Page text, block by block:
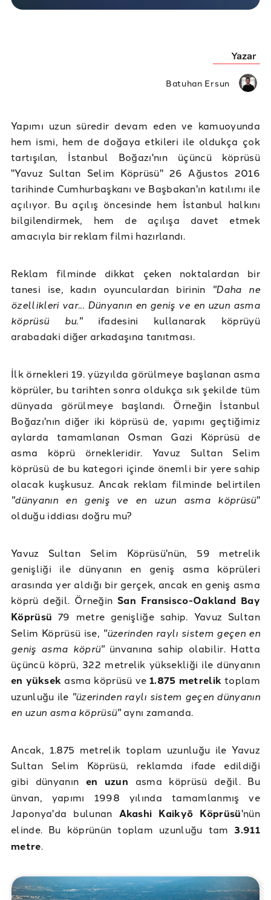
Yazar
Batuhan Ersun
Yapımı uzun süredir devam eden ve kamuoyunda
hem ismi, hem de doğaya etkileri ile oldukça çok
tartışılan, İstanbul Boğazı'nın üçüncü köprüsü
"Yavuz Sultan Selim Köprüsü" 26 Ağustos 2016
tarihinde Cumhurbaşkanı ve Başbakan'ın katılımı ile
açılıyor. Bu açılış öncesinde hem İstanbul halkını
bilgilendirmek, hem de açılışa davet etmek
amacıyla bir reklam filmi hazırlandı.
Reklam filminde dikkat çeken noktalardan bir
tanesi ise, kadın oyunculardan birinin "Daha ne
özellikleri var... Dünyanın en geniş ve en uzun asma
köprüsü bu."ifadesini kullanarak köprüyü
arabadaki diğer arkadaşına tanıtması.
İlk örnekleri 19. yüzyılda görülmeye başlanan asma
köprüler, bu tarihten sonra oldukça sık şekilde tüm
dünyada görülmeye başlandı. Örneğin İstanbul
Boğazı'nın diğer iki köprüsü de, yapımı geçtiğimiz
aylarda tamamlanan Osman Gazi Köprüsü de
asma köprü örnekleridir. Yavuz Sultan Selim
köprüsü de bu kategori içinde önemli bir yere sahip
olacak kuşkusuz. Ancak reklam filminde belirtilen
"dünyanın en geniş ve en uzun asma köprüsü"
olduğu iddiası doğru mu?
Yavuz Sultan Selim Köprüsü'nün, 59 metrelik
genişliği ile dünyanın en geniş asma köprüleri
arasında yer aldığı bir gerçek, ancak en geniş asma
köprü değil. Örneğin San Fransisco-Oakland Bay
Köprüsü 79 metre genişliğe sahip. Yavuz Sultan
Selim Köprüsü ise, "üzerinden raylı sistem geçen en
geniş asma köprü"ünvanına sahip olabilir. Hatta
üçüncü köprü, 322 metrelik yüksekliği ile dünyanın
en yüksek asma köprüsü ve1.875 metrelik toplam
uzunluğu ile "üzerinden raylı sistem geçen dünyanın
en uzun asma köprüsü"aynı zamanda.
Ancak, 1.875 metrelik toplam uzunluğu ile Yavuz
Sultan Selim Köprüsü, reklamda ifade edildiği
gibi dünyanın en uzun asma köprüsü değil. Bu
ünvan, yapımı 1998 yılında tamamlanmış ve
Japonya'da bulunan Akashi Kaikyō Köprüsü'nün
elinde. Bu köprünün toplam uzunluğu tam 3.911
metre.